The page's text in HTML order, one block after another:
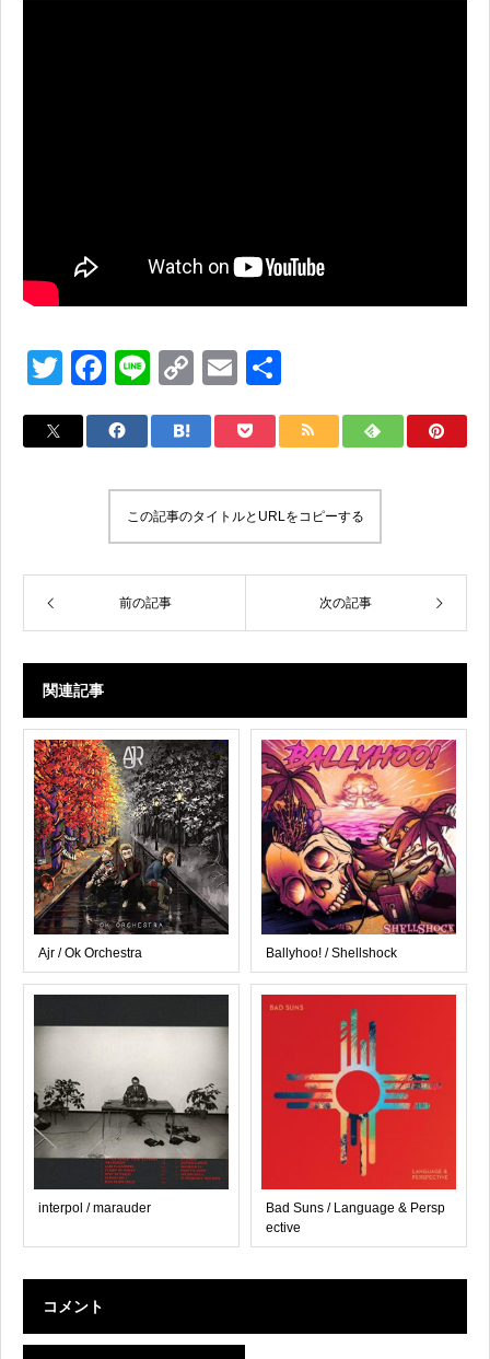
T
tt
F
c
o
o
k
Li
e
C
p
Li
n
k
E
ail
この記事のタイトルとURLをコピーする
前の記事 次の記事
関連記事
Ajr / Ok Orchestra Ballyhoo! / Shellshock
interpol / marauder
Bad Suns / Language & Persp
ective
コメント